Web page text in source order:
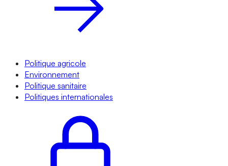
Politique agricole
Environnement
Politique sanitaire
Politiques internationales